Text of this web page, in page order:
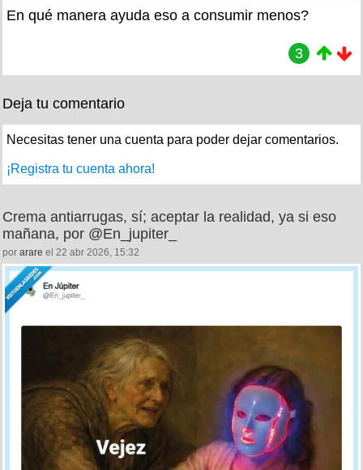
En qué manera ayuda eso a consumir menos?
3
Deja tu comentario
Necesitas tener una cuenta para poder dejar comentarios.
¡Registra tu cuenta ahora!
Crema antiarrugas, sí; aceptar la realidad, ya si eso
mañana, por @En_jupiter_
por arare el 22 abr 2026, 15:32